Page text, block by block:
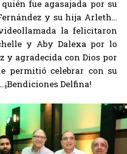
quién fue agasajada por su
y su hija Arleth…
la felicitaron
y Aby Dalexa por lo
y agradecida con Dios por
permitió celebrar con su
Delfina!